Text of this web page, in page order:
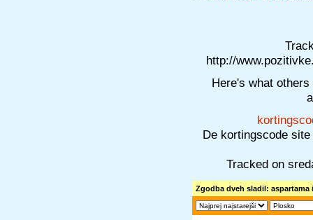
http://
Here's what
De kortingscode
Tracked on
Zgodba dveh sladil: aspartama